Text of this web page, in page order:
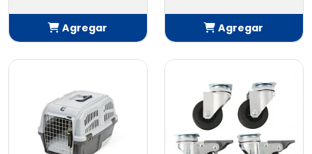
Agregar
Añadido
Agregar
Añadido